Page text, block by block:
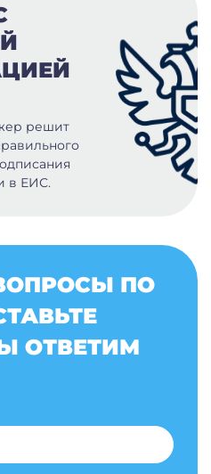
решит
в ЕИС.
ПО
ОТВЕТИМ